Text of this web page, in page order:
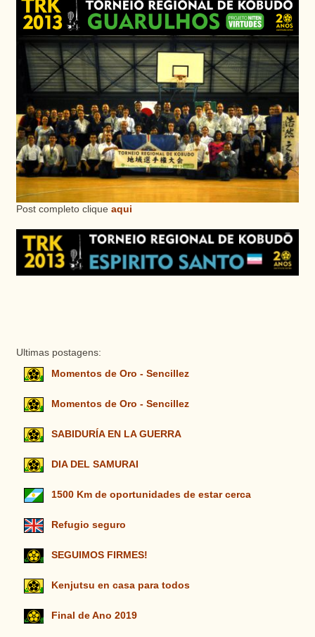
Post completo clique aqui
Ultimas postagens:
Momentos de Oro - Sencillez
Momentos de Oro - Sencillez
SABIDURÍA EN LA GUERRA
DIA DEL SAMURAI
1500 Km de oportunidades de estar cerca
Refugio seguro
SEGUIMOS FIRMES!
Kenjutsu en casa para todos
Final de Ano 2019